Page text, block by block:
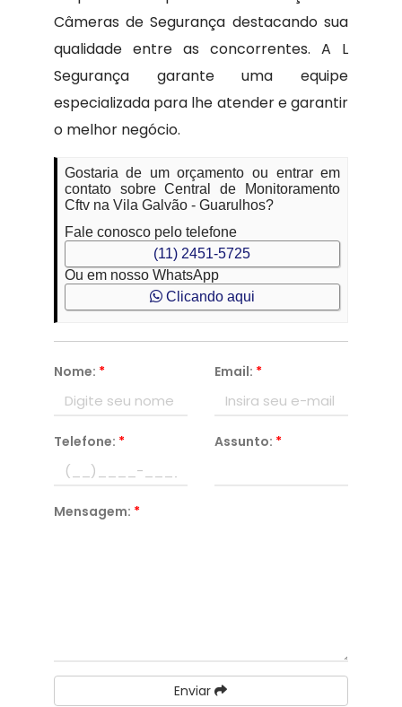
Câmeras de Segurança destacando sua
qualidade entre as concorrentes. A L
Segurança garante uma equipe
especializada para lhe atender e garantir
o melhor negócio.
Gostaria de um orçamento ou entrar em
contato sobre Central de Monitoramento
Cftv na Vila Galvão - Guarulhos?
Fale conosco pelo telefone
(11) 2451-5725
Ou em nosso WhatsApp
Clicando aqui
Nome: * Email: *
Telefone: * Assunto: *
Mensagem: *
Enviar